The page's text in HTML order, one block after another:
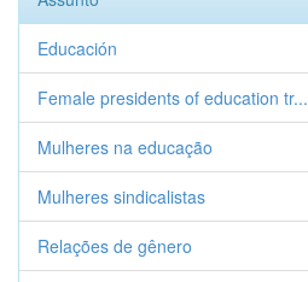
Educación
Female presidents of education tr...
Mulheres na educação
Mulheres sindicalistas
Relações de gênero